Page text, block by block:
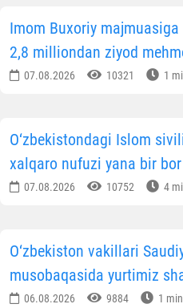
Imom Buxoriy
2,8 milliondan ziyod
07.08.2026 10321 1
O‘zbekistondagi Islom
xalqaro nufuzi yana bir
07.08.2026 10752 4
O‘zbekiston vakillari
musobaqasida yurtimiz
06.08.2026 9884 1